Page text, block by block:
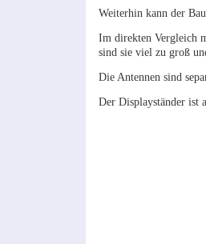
Weiterhin kann der
Im direkten Vergleich
sind sie viel zu groß
Die Antennen sind
Der Displayständer ist